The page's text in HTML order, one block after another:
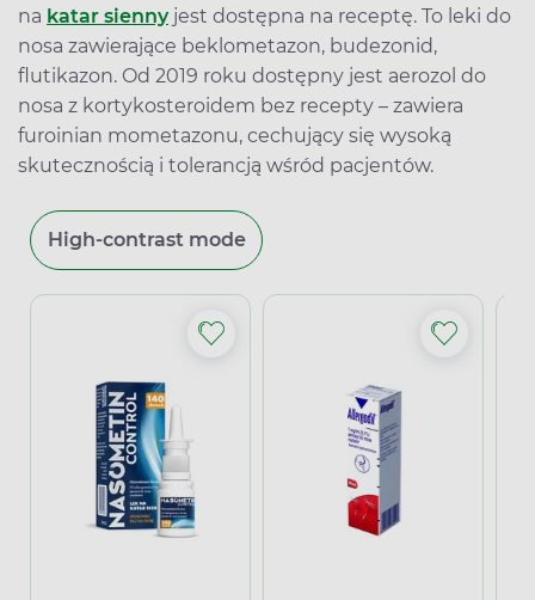
na katar siennyjest dostępna na receptę. To leki do
nosa zawierające beklometazon, budezonid,
flutikazon. Od 2019 roku dostępny jest aerozol do
nosa z kortykosteroidem bez recepty – zawiera
furoinian mometazonu, cechujący się wysoką
skutecznością i tolerancją wśród pacjentów.
High-contrast mode